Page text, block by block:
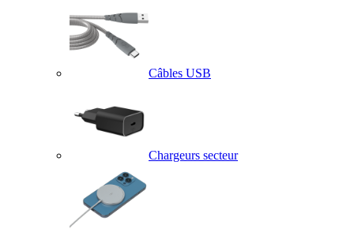
Câbles USB
Chargeurs secteur